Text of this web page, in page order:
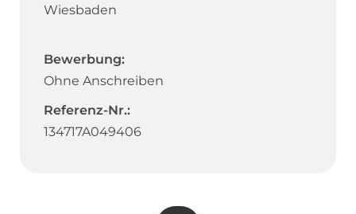
Wiesbaden
Bewerbung:
Ohne Anschreiben
Referenz-Nr.:
134717A049406